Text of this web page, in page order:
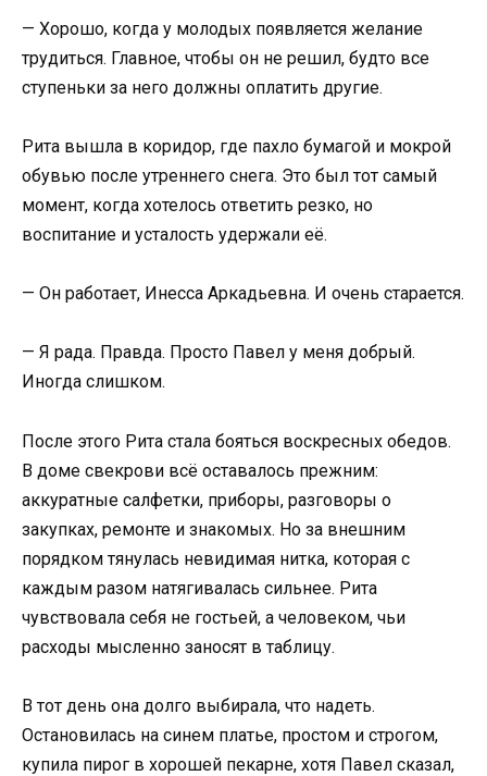
— Хорошо, когда у молодых появляется желание
трудиться. Главное, чтобы он не решил, будто все
ступеньки за него должны оплатить другие.
Рита вышла в коридор, где пахло бумагой и мокрой
обувью после утреннего снега. Это был тот самый
момент, когда хотелось ответить резко, но
воспитание и усталость удержали её.
— Он работает, Инесса Аркадьевна. И очень старается.
— Я рада. Правда. Просто Павел у меня добрый.
Иногда слишком.
После этого Рита стала бояться воскресных обедов.
В доме свекрови всё оставалось прежним:
аккуратные салфетки, приборы, разговоры о
закупках, ремонте и знакомых. Но за внешним
порядком тянулась невидимая нитка, которая с
каждым разом натягивалась сильнее. Рита
чувствовала себя не гостьей, а человеком, чьи
расходы мысленно заносят в таблицу.
В тот день она долго выбирала, что надеть.
Остановилась на синем платье, простом и строгом,
купила пирог в хорошей пекарне, хотя Павел сказал,